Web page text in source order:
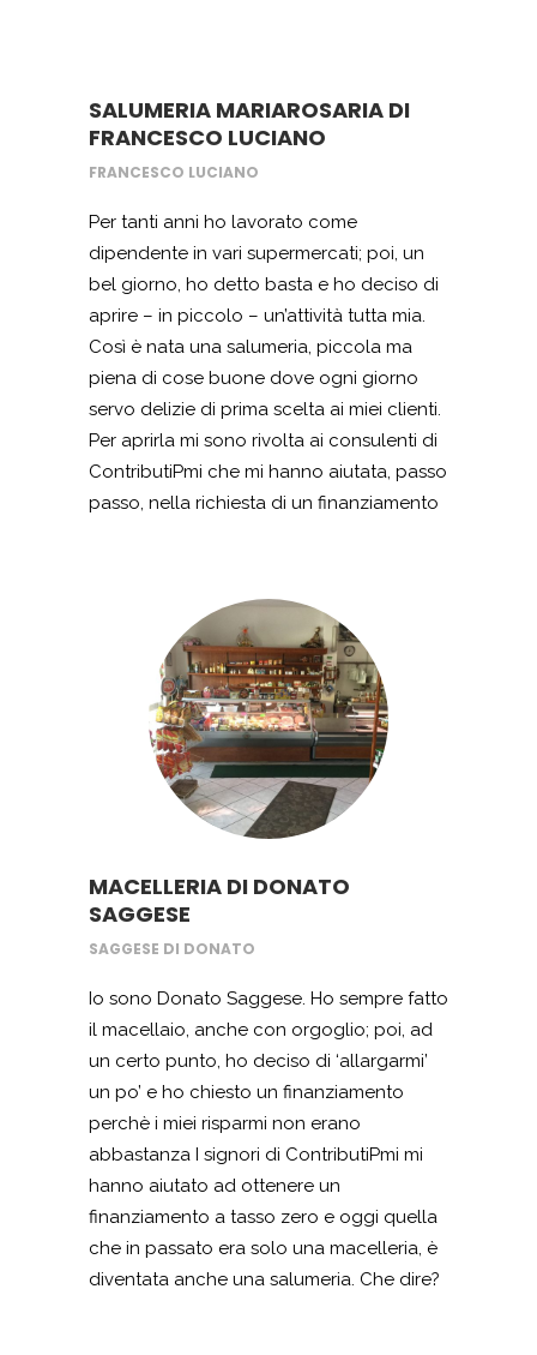
SALUMERIA MARIAROSARIA DI
FRANCESCO LUCIANO
FRANCESCO LUCIANO
Per tanti anni ho lavorato come
dipendente in vari supermercati; poi, un
bel giorno, ho detto basta e ho deciso di
aprire – in piccolo – un’attività tutta mia.
Così è nata una salumeria, piccola ma
piena di cose buone dove ogni giorno
servo delizie di prima scelta ai miei clienti.
Per aprirla mi sono rivolta ai consulenti di
ContributiPmi che mi hanno aiutata, passo
passo, nella richiesta di un finanziamento
ma devo dire che senza questo
contributo’ non ce l’avrei mai fatta.
MACELLERIA DI DONATO
SAGGESE
SAGGESE DI DONATO
Io sono Donato Saggese. Ho sempre fatto
il macellaio, anche con orgoglio; poi, ad
un certo punto, ho deciso di ‘allargarmi’
un po’ e ho chiesto un finanziamento
perchè i miei risparmi non erano
abbastanza I signori di ContributiPmi mi
hanno aiutato ad ottenere un
finanziamento a tasso zero e oggi quella
che in passato era solo una macelleria, è
diventata anche una salumeria. Che dire?